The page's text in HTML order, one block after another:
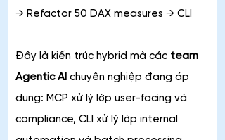
→ Refactor 50 DAX measures → CLI
Đây là kiến trúc hybrid mà các team
Agentic AI chuyên nghiệp đang áp
dụng: MCP xử lý lớp user-facing và
compliance, CLI xử lý lớp internal